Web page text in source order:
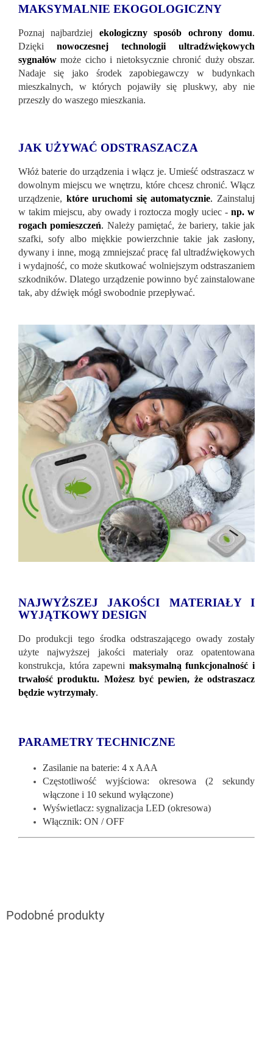
MAKSYMALNIE EKOGOLOGICZNY
Poznaj najbardziej ekologiczny sposób ochrony domu.
Dzięki nowoczesnej technologii ultradźwiękowych
sygnałów może cicho i nietoksycznie chronić duży obszar.
Nadaje się jako środek zapobiegawczy w budynkach
mieszkalnych, w których pojawiły się pluskwy, aby nie
przeszły do waszego mieszkania.
JAK UŻYWAĆ ODSTRASZACZA
Włóż baterie do urządzenia i włącz je. Umieść odstraszacz w
dowolnym miejscu we wnętrzu, które chcesz chronić. Włącz
urządzenie, które uruchomi się automatycznie. Zainstaluj
w takim miejscu, aby owady i roztocza mogły uciec -np. w
rogach pomieszczeń. Należy pamiętać, że bariery, takie jak
szafki, sofy albo miękkie powierzchnie takie jak zasłony,
dywany i inne, mogą zmniejszać pracę fal ultradźwiękowych
i wydajność, co może skutkować wolniejszym odstraszaniem
szkodników. Dlatego urządzenie powinno być zainstalowane
tak, aby dźwięk mógł swobodnie przepływać.
NAJWYŻSZEJ JAKOŚCI MATERIAŁY I
WYJĄTKOWY DESIGN
Do produkcji tego środka odstraszającego owady zostały
użyte najwyższej jakości materiały oraz opatentowana
konstrukcja, która zapewni maksymalną funkcjonalność i
trwałość produktu. Możesz być pewien, że odstraszacz
będzie wytrzymały.
PARAMETRY TECHNICZNE
Zasilanie na baterie: 4 x AAA
Częstotliwość wyjściowa: okresowa (2 sekundy
włączone i 10 sekund wyłączone)
Wyświetlacz: sygnalizacja LED (okresowa)
Włącznik: ON / OFF